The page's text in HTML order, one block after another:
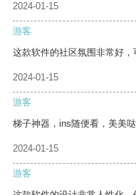
2024-01-15
游客
这款软件的社区氛围非常好，
2024-01-15
游客
梯子神器，ins随便看，美美哒
2024-01-15
游客